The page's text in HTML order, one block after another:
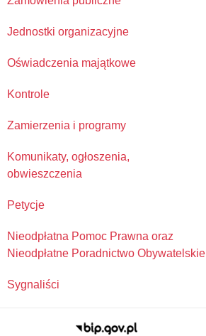
Jednostki organizacyjne
Oświadczenia majątkowe
Kontrole
Zamierzenia i programy
Komunikaty, ogłoszenia,
obwieszczenia
Petycje
Nieodpłatna Pomoc Prawna oraz
Nieodpłatne Poradnictwo Obywatelskie
Sygnaliści